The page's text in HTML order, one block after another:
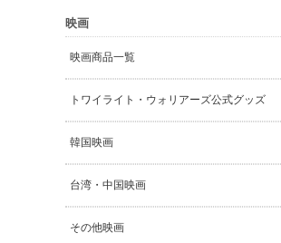
映画
映画商品一覧
トワイライト・ウォリアーズ公式グッズ
韓国映画
台湾・中国映画
その他映画